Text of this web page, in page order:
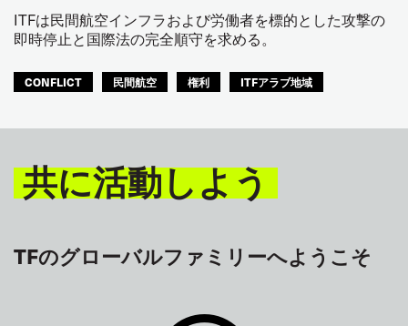
ITFは民間航空インフラおよび労働者を標的とした攻撃の
即時停止と国際法の完全順守を求める。
CONFLICT 民間航空 権利 ITFアラブ地域
共に活動しよう
TFのグローバルファミリーへようこそ